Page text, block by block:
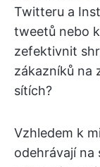
Twitteru a
tweetů nebo
zefektivnit
zákazníků na
sítích?
Vzhledem k
odehrávají na